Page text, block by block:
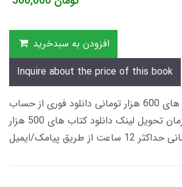
افزودن به سبدخرید
Inquire about the price of this book
زمان تحویل کتاب های 600 هزار تومانی دانلود فوری از حساب
کاربری می باشد، و زمان تحویل لینک دانلود کتاب های 500 هزار
12 ساعت از طریق پیامک/ایمیل